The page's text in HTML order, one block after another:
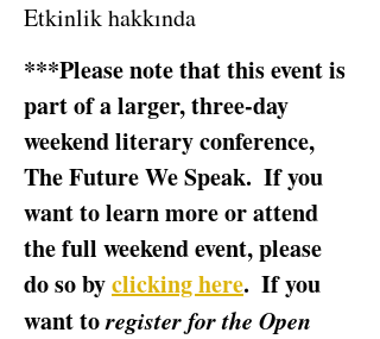
Etkinlik hakkında
***Please note that this event is
part of a larger, three-day
weekend literary conference,
The Future We Speak.  If you
want to learn more or attend
the full weekend event, please
do so by clicking here.  If you
want to register for the Open